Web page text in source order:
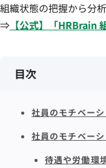
組織状態の把握から分
⇒ 【公式】「HRBrain
目次
社員のモチベー
社員のモチベー
待遇や労働環